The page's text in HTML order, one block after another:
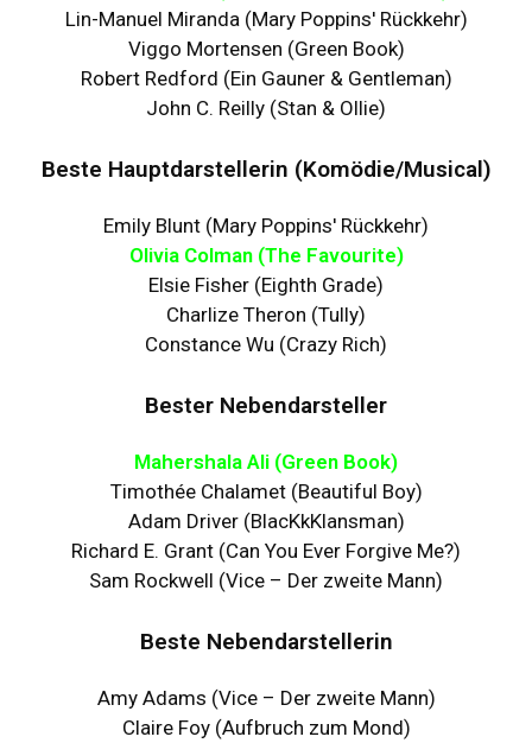
Lin-Manuel Miranda (Mary Poppins' Rückkehr)
Viggo Mortensen (Green Book)
Robert Redford (Ein Gauner & Gentleman)
John C. Reilly (Stan & Ollie)
Beste Hauptdarstellerin (Komödie/Musical)
Emily Blunt (Mary Poppins' Rückkehr)
Olivia Colman (The Favourite)
Elsie Fisher (Eighth Grade)
Charlize Theron (Tully)
Constance Wu (Crazy Rich)
Bester Nebendarsteller
Mahershala Ali (Green Book)
Timothée Chalamet (Beautiful Boy)
Adam Driver (BlacKkKlansman)
Richard E. Grant (Can You Ever Forgive Me?)
Sam Rockwell (Vice – Der zweite Mann)
Beste Nebendarstellerin
Amy Adams (Vice – Der zweite Mann)
Claire Foy (Aufbruch zum Mond)